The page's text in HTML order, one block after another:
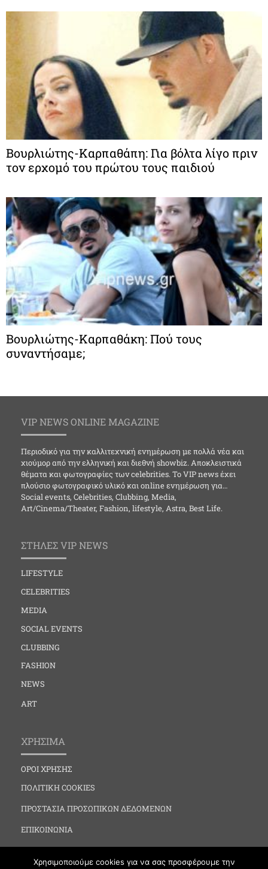
Βουρλιώτης-Καρπαθάπη: Για βόλτα λίγο πριν
τον ερχομό του πρώτου τους παιδιού
Βουρλιώτης-Καρπαθάκη: Πού τους
συναντήσαμε;
VIP NEWS ONLINE MAGAZINE
Περιοδικό για την καλλιτεχνική ενημέρωση με πολλά νέα και
χιούμορ από την ελληνική και διεθνή showbiz. Αποκλειστικά
θέματα και φωτογραφίες των celebrities. Το VIP news έχει
πλούσιο φωτογραφικό υλικό και online ενημέρωση για…
Social events, Celebrities, Clubbing, Media,
Art/Cinema/Theater, Fashion, lifestyle, Astra, Best Life.
ΣΤΗΛΕΣ VIP NEWS
LIFESTYLE
CELEBRITIES
MEDIA
SOCIAL EVENTS
CLUBBING
FASHION
NEWS
ART
ΧΡΗΣΙΜΑ
ΟΡΟΙ ΧΡΗΣΗΣ
ΠΟΛΙΤΙΚΗ COOKIES
ΠΡΟΣΤΑΣΙΑ ΠΡΟΣΩΠΙΚΩΝ ΔΕΔΟΜΕΝΩΝ
ΕΠΙΚΟΙΝΩΝΙΑ
Χρησιμοποιούμε cookies για να σας προσφέρουμε την